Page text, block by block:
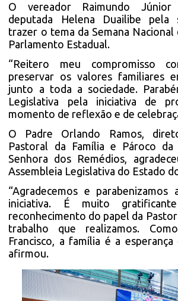
O vereador Raimundo Júnior
deputada Helena Duailibe pela
trazer o tema da Semana Nacional
Parlamento Estadual.
“Reitero meu compromisso
preservar os valores familiares
junto a toda a sociedade.
Legislativa pela iniciativa de
momento de reflexão e de
O Padre Orlando Ramos,
Pastoral da Família e Pároco da
Senhora dos Remédios,
Assembleia Legislativa do Estado
“Agradecemos e parabenizamos
iniciativa. É muito
reconhecimento do papel da
trabalho que realizamos.
Francisco, a família é a esperança
afirmou.